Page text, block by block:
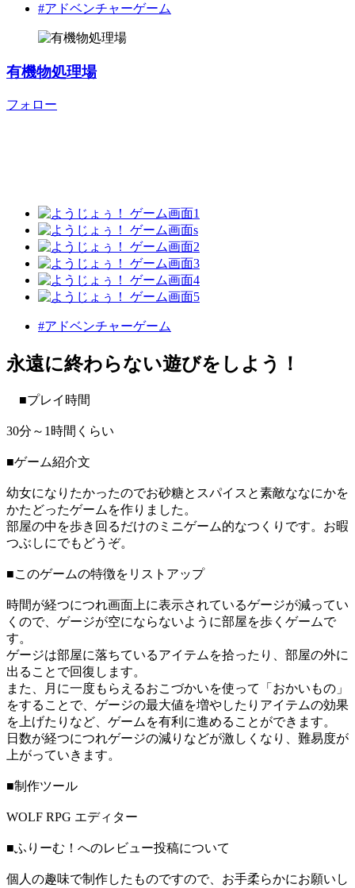
#アドベンチャーゲーム
有機物処理場
フォロー
#アドベンチャーゲーム
永遠に終わらない遊びをしよう！
■プレイ時間
30分～1時間くらい
■ゲーム紹介文
幼女になりたかったのでお砂糖とスパイスと素敵ななにかを
かたどったゲームを作りました。
部屋の中を歩き回るだけのミニゲーム的なつくりです。お暇
つぶしにでもどうぞ。
■このゲームの特徴をリストアップ
時間が経つにつれ画面上に表示されているゲージが減ってい
くので、ゲージが空にならないように部屋を歩くゲームで
す。
ゲージは部屋に落ちているアイテムを拾ったり、部屋の外に
出ることで回復します。
また、月に一度もらえるおこづかいを使って「おかいもの」
をすることで、ゲージの最大値を増やしたりアイテムの効果
を上げたりなど、ゲームを有利に進めることができます。
日数が経つにつれゲージの減りなどが激しくなり、難易度が
上がっていきます。
■制作ツール
WOLF RPG エディター
■ふりーむ！へのレビュー投稿について
個人の趣味で制作したものですので、お手柔らかにお願いし